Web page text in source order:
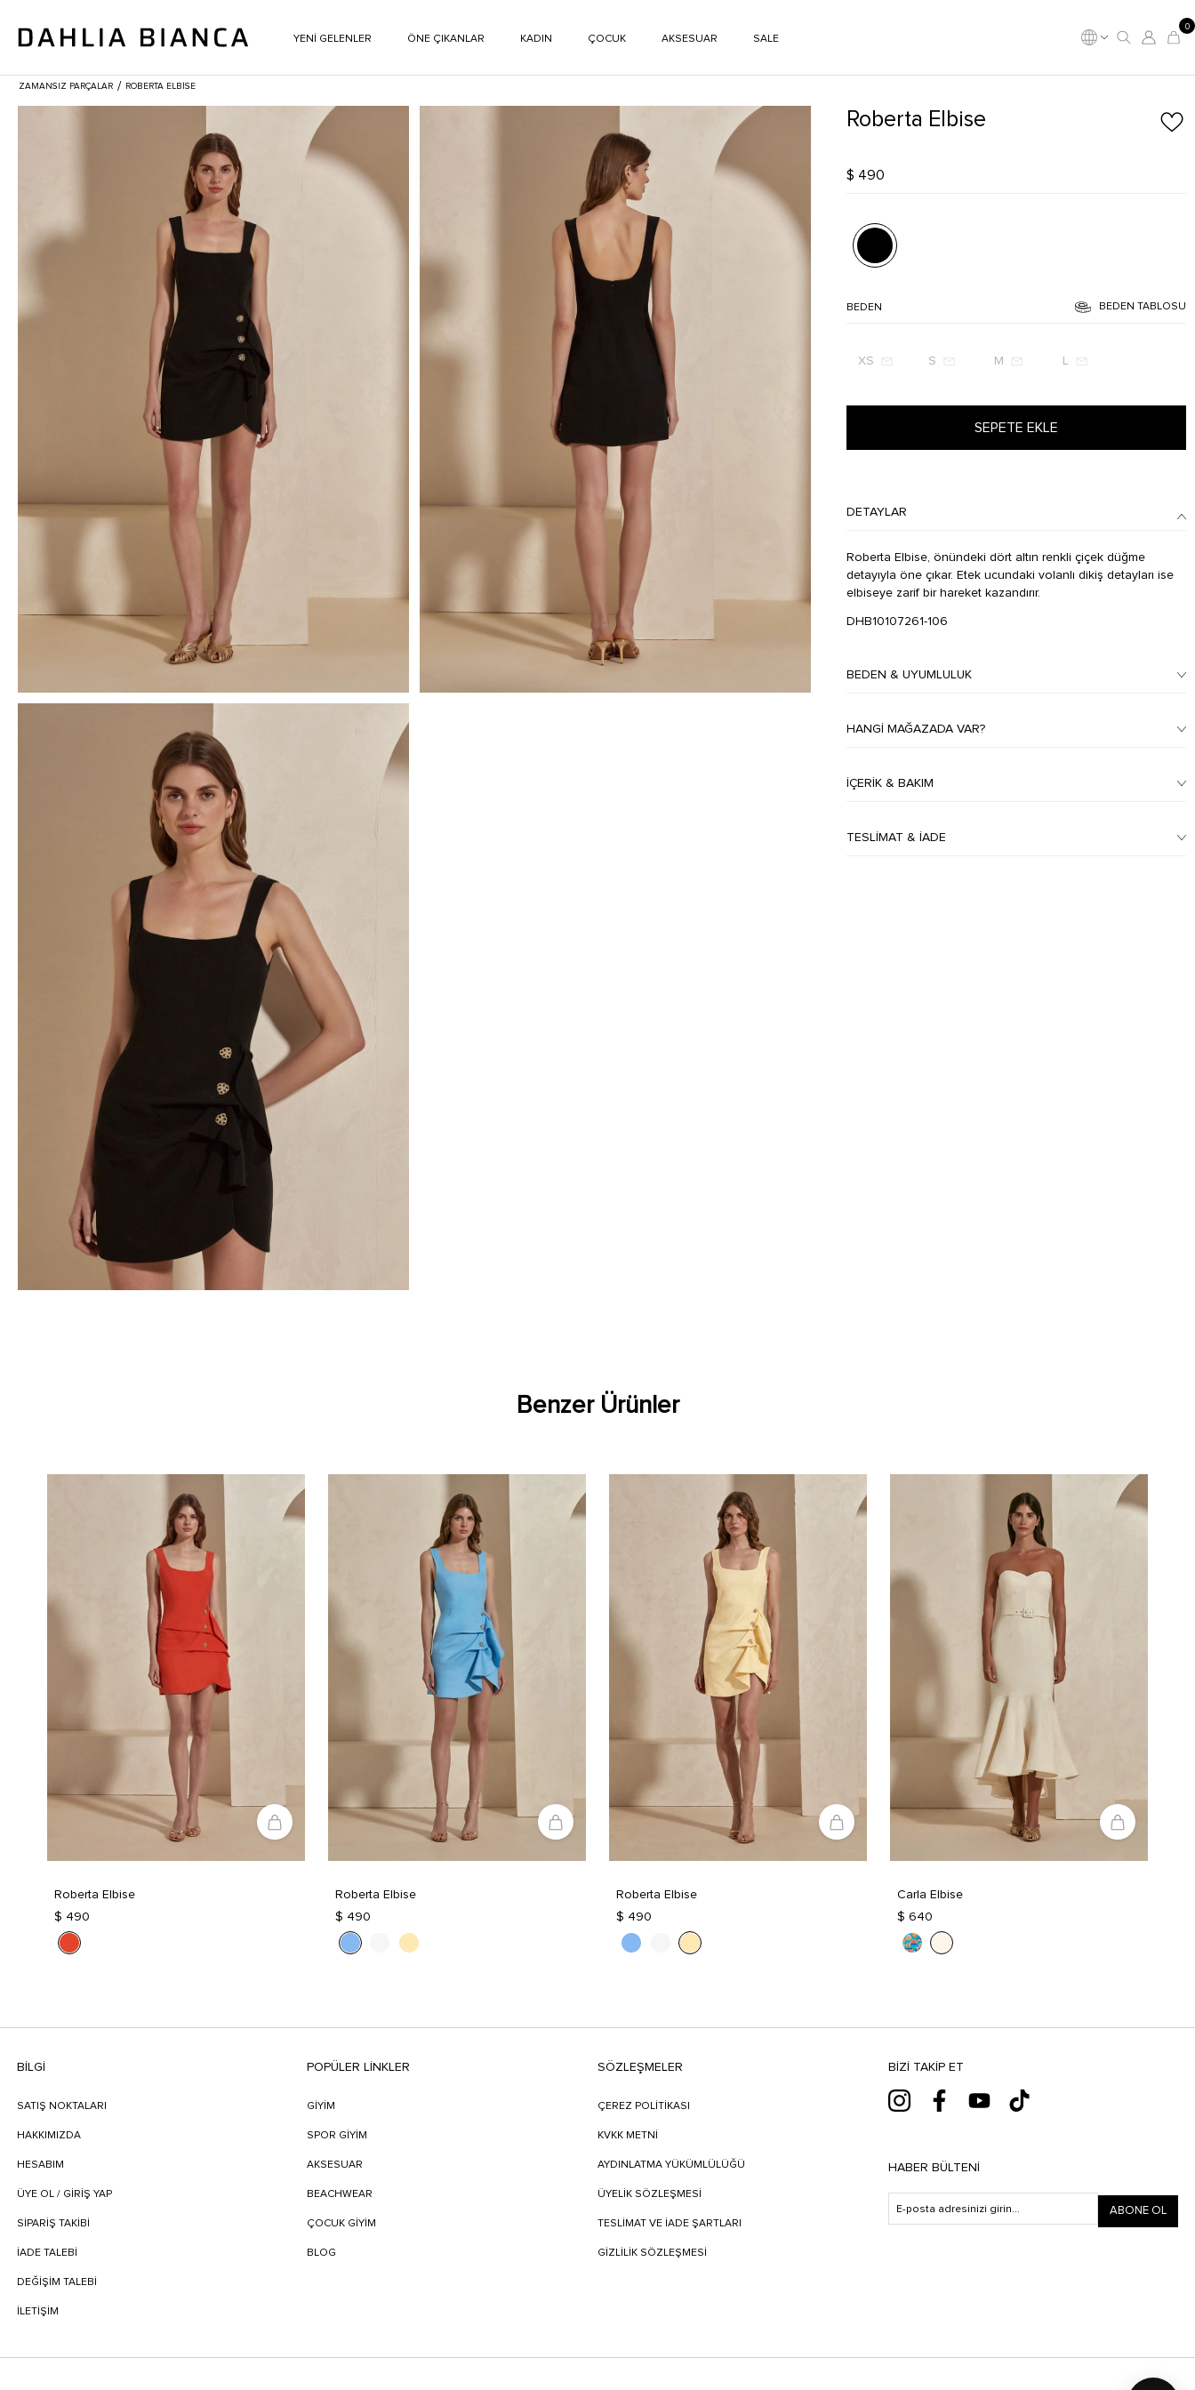
YENİ GELENLER ÖNE ÇIKANLAR KADIN ÇOCUK AKSESUAR SALE
0
ZAMANSIZ PARÇALAR / ROBERTA ELBISE
Roberta Elbise
$ 490
BEDEN BEDEN TABLOSU
XS S M L
SEPETE EKLE
DETAYLAR
Roberta Elbise, önündeki dört altın renkli çiçek düğme
detayıyla öne çıkar. Etek ucundaki volanlı dikiş detayları ise
elbiseye zarif bir hareket kazandırır.
DHB10107261-106
BEDEN & UYUMLULUK
HANGI MAĞAZADA VAR?
İÇERIK & BAKIM
TESLIMAT & İADE
Benzer Ürünler
Roberta Elbise
$ 490
Roberta Elbise
$ 490
Roberta Elbise
$ 490
Carla Elbise
$ 640
BILGI
SATIŞ NOKTALARI
HAKKIMIZDA
HESABIM
ÜYE OL / GİRİŞ YAP
SIPARIŞ TAKIBI
İADE TALEBI
DEĞIŞIM TALEBI
İLETIŞIM
POPÜLER LİNKLER
GİYİM
SPOR GİYİM
AKSESUAR
BEACHWEAR
ÇOCUK GİYİM
BLOG
SÖZLEŞMELER
ÇEREZ POLİTİKASI
KVKK METNİ
AYDINLATMA YÜKÜMLÜLÜĞÜ
ÜYELIK SÖZLEŞMESI
TESLIMAT VE İADE ŞARTLARI
GİZLİLİK SÖZLEŞMESİ
BIZI TAKIP ET
HABER BÜLTENI
ABONE OL